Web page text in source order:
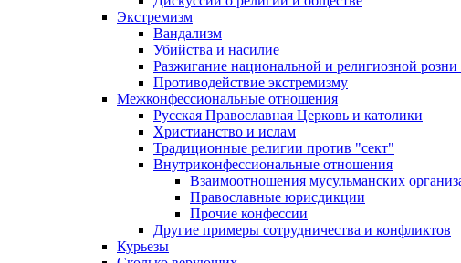
Экстремизм
Вандализм
Убийства и насилие
Разжигание национальной и религиозной
Противодействие экстремизму
Межконфессиональные отношения
Русская Православная Церковь и католики
Христианство и ислам
Традиционные религии против "сект"
Внутриконфессиональные отношения
Взаимоотношения мусульманских
Православные юрисдикции
Прочие конфессии
Другие примеры сотрудничества и конфликтов
Курьезы